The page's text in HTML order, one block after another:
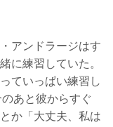
アンドラージはす
に練習していた。
ていっぱい練習し
あと彼からすぐ
か「大丈夫、私は